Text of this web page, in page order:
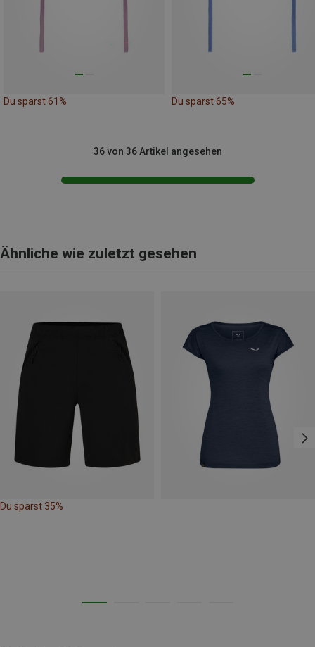
Du sparst 61% Du sparst 65%
36 von 36 Artikel angesehen
Ähnliche wie zuletzt gesehen
Du sparst 35%